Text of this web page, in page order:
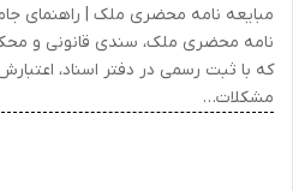
مبایعه نامه محضری ملک | راهنمای
نامه محضری ملک، سندی قانونی و
که با ثبت رسمی در دفتر اسناد،
مشکلات…